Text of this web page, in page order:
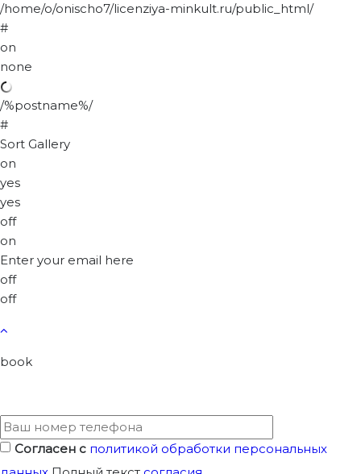
/home/o/onischo7/licenziya-minkult.ru/public_html/
#
on
none
/%postname%/
#
Sort Gallery
on
yes
yes
off
on
Enter your email here
off
off
book
Согласен с политикой обработки персональных